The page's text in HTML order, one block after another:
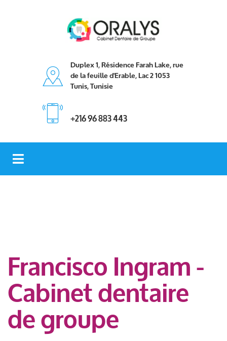
Duplex 1, Résidence Farah Lake, rue
de la feuille d'Erable, Lac 2 1053
Tunis, Tunisie
+216 96 883 443
Francisco Ingram -
Cabinet dentaire
de groupe